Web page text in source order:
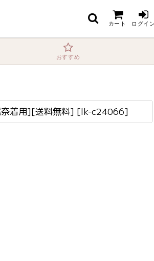
カート ログイ
おすすめ
着用][送料無料] [lk-c24066]